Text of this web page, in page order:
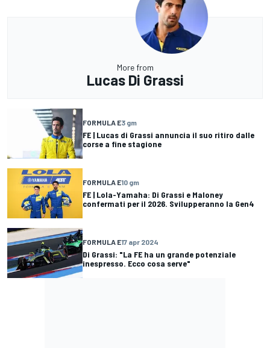
More from
Lucas Di Grassi
FORMULA E3 gm
FE | Lucas di Grassi annuncia il suo ritiro dalle
corse a fine stagione
FORMULA E10 gm
FE | Lola-Yamaha: Di Grassi e Maloney
confermati per il 2026. Svilupperanno la Gen4
FORMULA E17 apr 2024
Di Grassi: "La FE ha un grande potenziale
inespresso. Ecco cosa serve"